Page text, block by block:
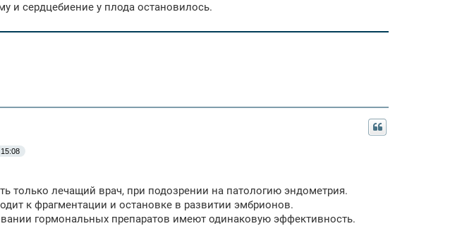
и сердцебиение у плода остановилось.
только лечащий врач, при подозрении на патологию эндометрия.
к фрагментации и остановке в развитии эмбрионов.
гормональных препаратов имеют одинаковую эффективность.